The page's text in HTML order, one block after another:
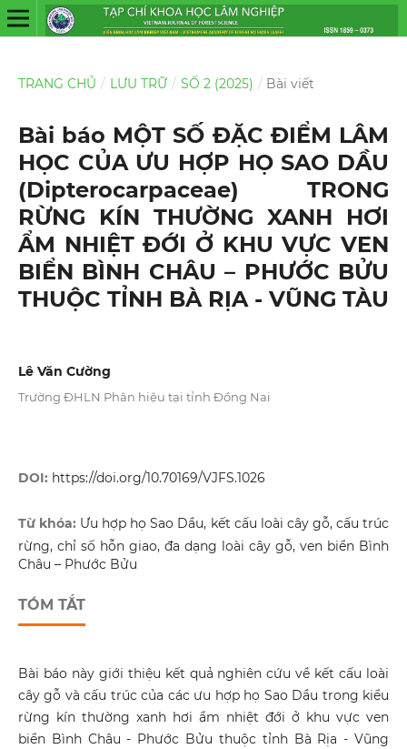
TRANG CHỦ / LƯU TRỮ / SỐ 2 (2025) / Bài viết
Bài báo MỘT SỐ ĐẶC ĐIỂM LÂM
HỌC CỦA ƯU HỢP HỌ SAO DẦU
(Dipterocarpaceae) TRONG
RỪNG KÍN THƯỜNG XANH HƠI
ẨM NHIỆT ĐỚI Ở KHU VỰC VEN
BIỂN BÌNH CHÂU – PHƯỚC BỬU
THUỘC TỈNH BÀ RỊA - VŨNG TÀU
Lê Văn Cường
Trường ĐHLN Phân hiệu tại tỉnh Đồng Nai
DOI: https://doi.org/10.70169/VJFS.1026
Từ khóa: Ưu hợp họ Sao Dầu, kết cấu loài cây gỗ, cấu trúc
rừng, chỉ số hỗn giao, đa dạng loài cây gỗ, ven biển Bình
Châu – Phước Bửu
TÓM TẮT
Bài báo này giới thiệu kết quả nghiên cứu về kết cấu loài
cây gỗ và cấu trúc của các ưu hợp họ Sao Dầu trong kiểu
rừng kín thường xanh hơi ẩm nhiệt đới ở khu vực ven
biển Bình Châu - Phước Bửu thuộc tỉnh Bà Rịa - Vũng